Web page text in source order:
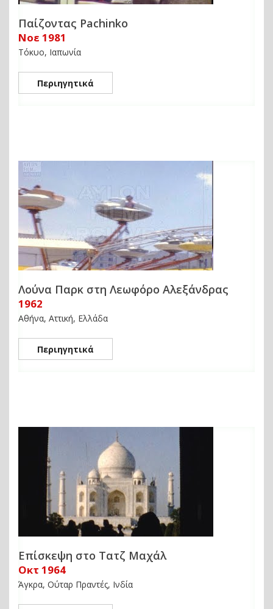
Παίζοντας Pachinko
Νοε 1981
Τόκυο, Ιαπωνία
Περιηγητικά
Λούνα Παρκ στη Λεωφόρο Αλεξάνδρας
1962
Αθήνα, Αττική, Ελλάδα
Περιηγητικά
Επίσκεψη στο Τατζ Μαχάλ
Οκτ 1964
Άγκρα, Ούταρ Πραντές, Ινδία